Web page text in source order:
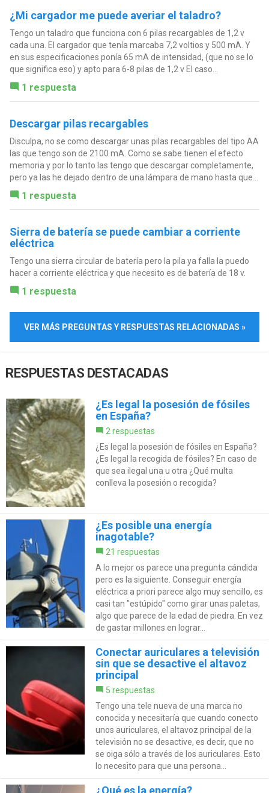
¿Mi cargador me puede averiar el taladro?
Tengo un taladro que funciona con 6 pilas recargables de 1,2 v
cada una. El cargador que tenía marcaba 7,2 voltios y 500 mA. Y
en sus especificaciones ponía 65 mA de intensidad, (que no se lo
que significa eso) y apto para 6-8 pilas de 1,2 v El caso...
1 respuesta
Descargar pilas recargables
Disculpa, no se como descargar unas pilas recargables del tipo AA
las que tengo son de 2100 mA. Como se sabe tienen el efecto
memoria y por lo tanto las tengo que descargar completamente,
pero ya las he dejado dentro de una lámpara de mano hasta que...
1 respuesta
Sierra de batería se puede cambiar a corriente
eléctrica
Tengo una sierra circular de batería pero la pila ya falla la puedo
hacer a corriente eléctrica y que necesito es de batería de 18 v.
1 respuesta
VER MÁS PREGUNTAS Y RESPUESTAS RELACIONADAS »
RESPUESTAS DESTACADAS
¿Es legal la posesión de fósiles
en España?
2 respuestas
¿Es legal la posesión de fósiles en España?
¿Es legal la recogida de fósiles? En caso de
que sea ilegal una u otra ¿Qué multa
conlleva la posesión o recogida?
¿Es posible una energía
inagotable?
21 respuestas
A lo mejor os parece una pregunta cándida
pero es la siguiente. Conseguir energía
eléctrica a priori parece algo muy sencillo, es
casi tan "estúpido" como girar unas paletas,
algo que parece de la edad de piedra. En vez
de gastar millones en lograr...
Conectar auriculares a televisión
sin que se desactive el altavoz
principal
5 respuestas
Tengo una tele nueva de una marca no
conocida y necesitaría que cuando conecto
unos auriculares, el altavoz principal de la
televisión no se desactive, es decir, que no
se oiga sólo a través de los auriculares. Esto
lo necesito para que una persona...
¿Qué es la energía?